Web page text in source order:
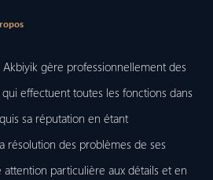
gère professionnellement des
effectuent toutes les fonctions dans
sa réputation en étant
résolution des problèmes de ses
particulière aux détails et en